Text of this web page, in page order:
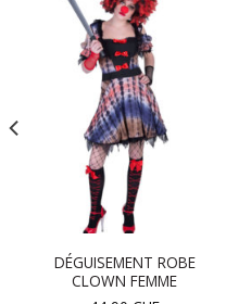
DÉGUISEMENT ROBE
CLOWN FEMME